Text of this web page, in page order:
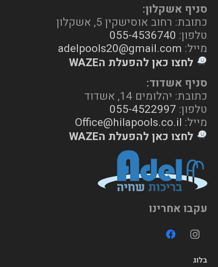
סניף אשקלון:
כתובת: רחוב אוסישקין 5, אשקלון
טלפון: 055-4536740
מייל: adelpools20@gmail.com
לחצו כאן להפעלת הWAZE
סניף אשדוד:
כתובת: יהלומים 14, אשדוד
טלפון: 055-4522997
מייל: Office@hilapools.co.il
לחצו כאן להפעלת הWAZE
עקבו אחרינו
בלוג